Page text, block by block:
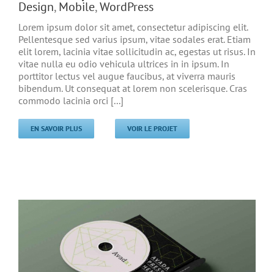
Design,Mobile,WordPress
Lorem ipsum dolor sit amet, consectetur adipiscing elit.
Pellentesque sed varius ipsum, vitae sodales erat. Etiam
elit lorem, lacinia vitae sollicitudin ac, egestas ut risus. In
vitae nulla eu odio vehicula ultrices in in ipsum. In
porttitor lectus vel augue faucibus, at viverra mauris
bibendum. Ut consequat at lorem non scelerisque. Cras
commodo lacinia orci [...]
EN SAVOIR PLUS VOIR LE PROJET